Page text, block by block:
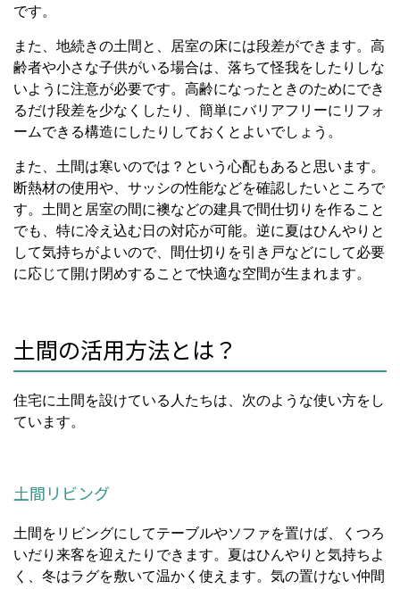
です。
また、地続きの土間と、居室の床には段差ができます。高
齢者や小さな子供がいる場合は、落ちて怪我をしたりしな
いように注意が必要です。高齢になったときのためにでき
るだけ段差を少なくしたり、簡単にバリアフリーにリフォ
ームできる構造にしたりしておくとよいでしょう。
また、土間は寒いのでは？という心配もあると思います。
断熱材の使用や、サッシの性能などを確認したいところで
す。土間と居室の間に襖などの建具で間仕切りを作ること
でも、特に冷え込む日の対応が可能。逆に夏はひんやりと
して気持ちがよいので、間仕切りを引き戸などにして必要
に応じて開け閉めすることで快適な空間が生まれます。
土間の活用方法とは？
住宅に土間を設けている人たちは、次のような使い方をし
ています。
土間リビング
土間をリビングにしてテーブルやソファを置けば、くつろ
いだり来客を迎えたりできます。夏はひんやりと気持ちよ
く、冬はラグを敷いて温かく使えます。気の置けない仲間